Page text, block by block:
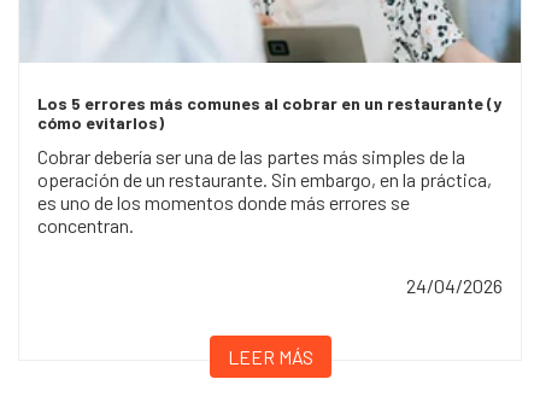
Los 5 errores más comunes al cobrar en un restaurante (y
cómo evitarlos)
Cobrar debería ser una de las partes más simples de la
operación de un restaurante. Sin embargo, en la práctica,
es uno de los momentos donde más errores se
concentran.
24/04/2026
LEER MÁS